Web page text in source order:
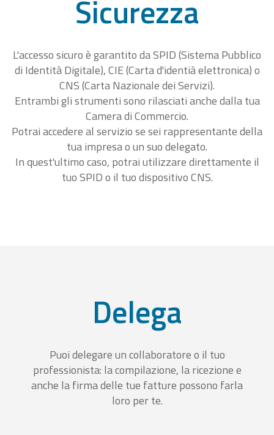
Sicurezza
L'accesso sicuro è garantito da SPID (Sistema Pubblico
di Identità Digitale), CIE (Carta d'identià elettronica) o
CNS (Carta Nazionale dei Servizi).
Entrambi gli strumenti sono rilasciati anche dalla tua
Camera di Commercio.
Potrai accedere al servizio se sei rappresentante della
tua impresa o un suo delegato.
In quest'ultimo caso, potrai utilizzare direttamente il
tuo SPID o il tuo dispositivo CNS.
Delega
Puoi delegare un collaboratore o il tuo
professionista: la compilazione, la ricezione e
anche la firma delle tue fatture possono farla
loro per te.